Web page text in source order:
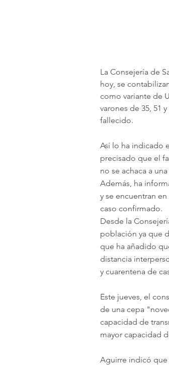
La Consejería de
hoy, se
como variante de
varones de 35, 51
fallecido.
Así lo ha indicado
precisado que el
no se achaca a
Además, ha
y se encuentran
caso confirmado.
Desde la
población ya que
que ha añadido
distancia
y cuarentena de
Este jueves, el
de una cepa
capacidad de
mayor capacidad
Aguirre indicó que